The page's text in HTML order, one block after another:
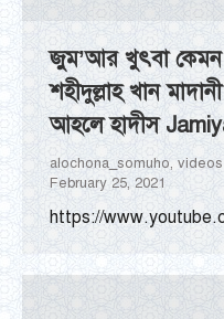
জুম’আর খুৎবা
শহীদুল্লাহ খান
আহলে হাদীস
alochona_somuho, videos
February 25, 2021
https://